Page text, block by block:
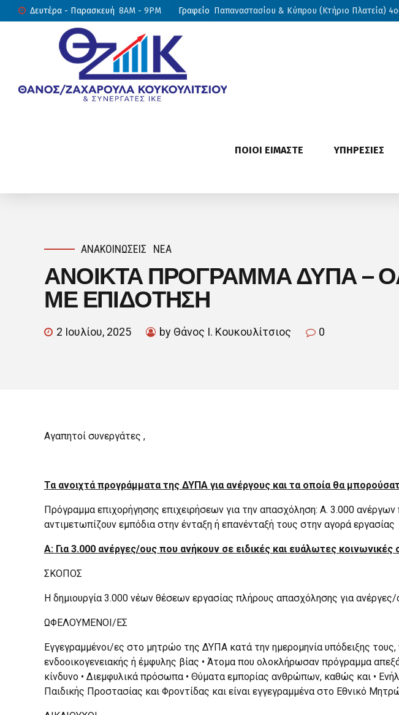
Δευτέρα - Παρασκευή 8AM - 9PM Γραφείο Παπαναστασίου & Κύπρου (Κτήριο Πλατεία)
ΠΟΙΟΙ ΕΙΜΑΣΤΕ ΥΠΗΡΕΣΙΕΣ
ΑΝΑΚΟΙΝΏΣΕΙΣ ΝΈΑ
ΑΝΟΙΚΤΑ ΠΡΟΓΡΑΜΜΑ ΔΥΠΑ –
ΜΕ ΕΠΙΔΟΤΗΣΗ
2 Ιουλίου, 2025 by Θάνος Ι. Κουκουλίτσιος 0
Αγαπητοί συνεργάτες ,
Τα ανοιχτά προγράμματα της ΔΥΠΑ για ανέργους και τα οποία θα
Πρόγραμμα επιχορήγησης επιχειρήσεων για την απασχόληση: A. 3.000
αντιμετωπίζουν εμπόδια στην ένταξη ή επανένταξή τους στην αγορά εργασίας
Α: Για 3.000 ανέργες/ους που ανήκουν σε ειδικές και ευάλωτες κοινωνικές
ΣΚΟΠΟΣ
Η δημιουργία 3.000 νέων θέσεων εργασίας πλήρους απασχόλησης για
ΩΦΕΛΟΥΜΕΝΟΙ/ΕΣ
Εγγεγραμμένοι/ες στο μητρώο της ΔΥΠΑ κατά την ημερομηνία υπόδειξης
ενδοοικογενειακής ή έμφυλης βίας • Άτομα που ολοκλήρωσαν πρόγραμμα
κίνδυνο • Διεμφυλικά πρόσωπα • Θύματα εμπορίας ανθρώπων, καθώς και •
Παιδικής Προστασίας και Φροντίδας και είναι εγγεγραμμένα στο Εθνικό